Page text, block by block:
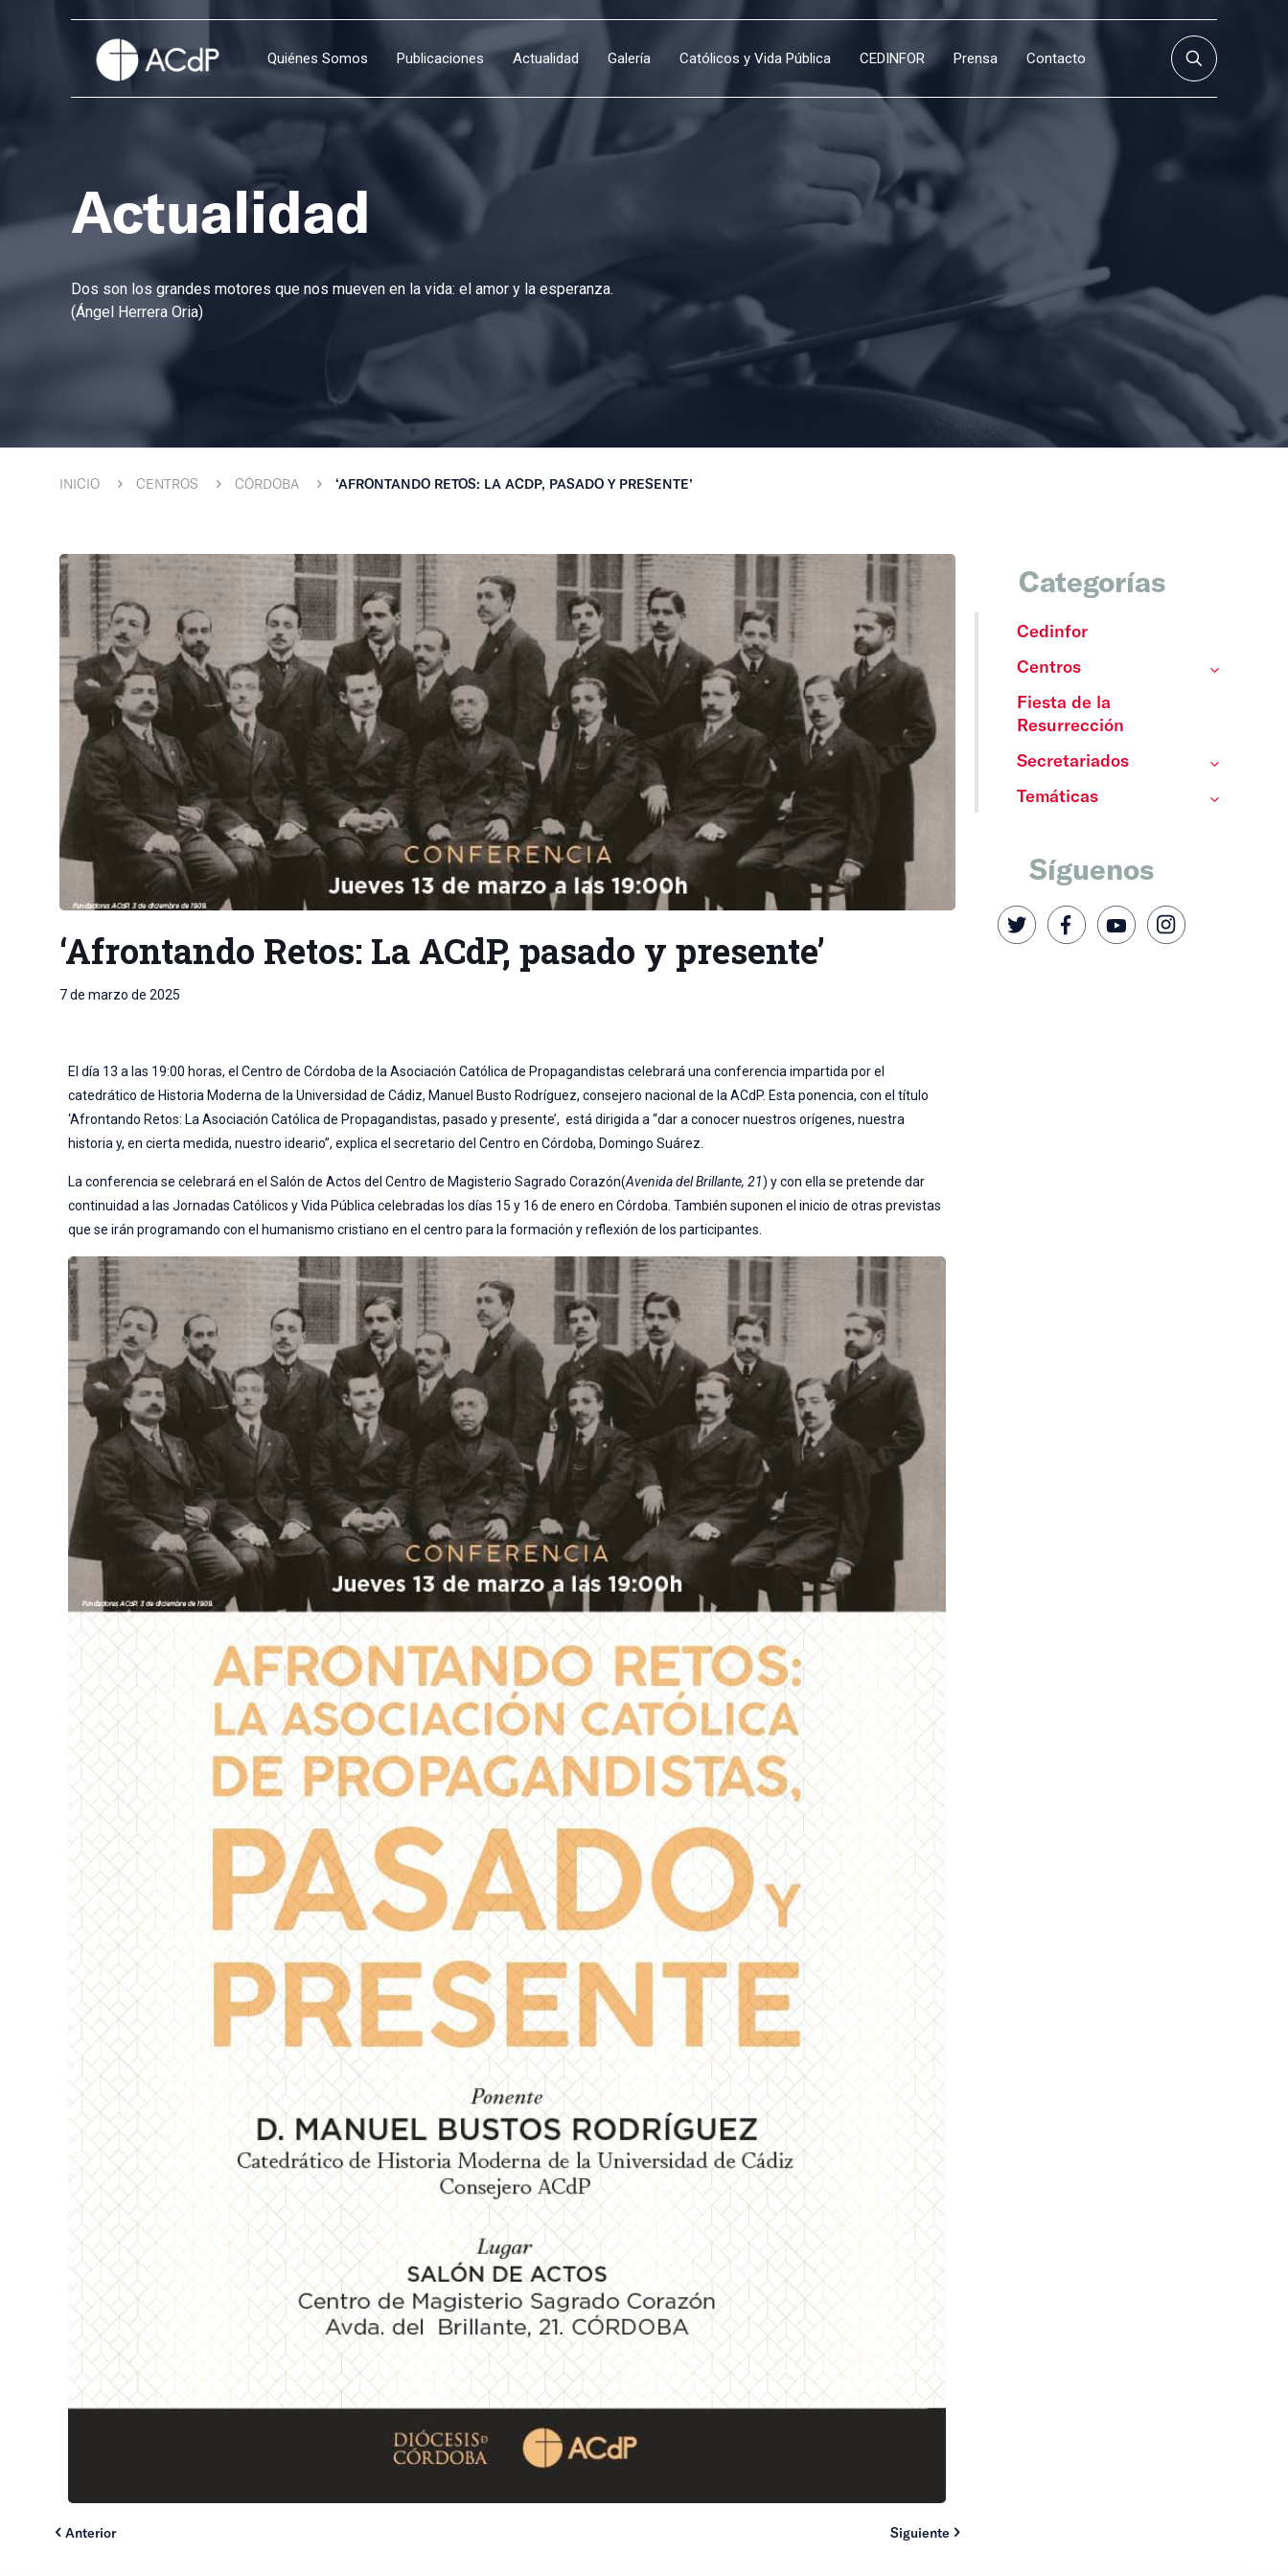
Quiénes Somos Publicaciones Actualidad Galería Católicos y Vida Pública CEDINFOR Prensa Contacto
Actualidad
Dos son los grandes motores que nos mueven en la vida: el amor y la esperanza.
(Ángel Herrera Oria)
INICIO CENTROS CÓRDOBA ‘AFRONTANDO RETOS: LA ACDP, PASADO Y PRESENTE’
‘Afrontando Retos: La ACdP, pasado y presente’
7 de marzo de 2025
El día 13 a las 19:00 horas, el Centro de Córdoba de la Asociación Católica de Propagandistas celebrará una conferencia impartida por el
catedrático de Historia Moderna de la Universidad de Cádiz, Manuel Busto Rodríguez, consejero nacional de la ACdP. Esta ponencia, con el título
‘Afrontando Retos: La Asociación Católica de Propagandistas, pasado y presente’, está dirigida a “dar a conocer nuestros orígenes, nuestra
historia y, en cierta medida, nuestro ideario”, explica el secretario del Centro en Córdoba, Domingo Suárez.
La conferencia se celebrará en el Salón de Actos del Centro de Magisterio Sagrado Corazón(Avenida del Brillante, 21) y con ella se pretende dar
continuidad a las Jornadas Católicos y Vida Pública celebradas los días 15 y 16 de enero en Córdoba. También suponen el inicio de otras previstas
que se irán programando con el humanismo cristiano en el centro para la formación y reflexión de los participantes.
Anterior Siguiente
Categorías
Cedinfor
Centros
Fiesta de la
Resurrección
Secretariados
Temáticas
Síguenos